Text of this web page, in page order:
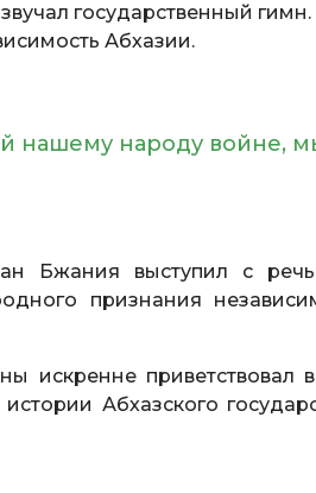
государственный гимн.
Абхазии.
нашему народу войне,
Бжания выступил с
признания
искренне приветствовал
Абхазского